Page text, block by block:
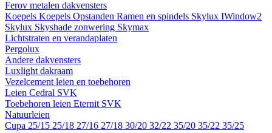
Ferov metalen dakvensters
Koepels Koepels Opstanden Ramen en spindels Skylux IWindow2
Skylux Skyshade zonwering Skymax
Lichtstraten en verandaplaten
Pergolux
Andere dakvensters
Luxlight dakraam
Vezelcement leien en toebehoren
Leien Cedral SVK
Toebehoren leien Eternit SVK
Natuurleien
Cupa 25/15 25/18 27/16 27/18 30/20 32/22 35/20 35/22 35/25